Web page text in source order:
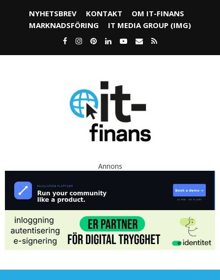
NYHETSBREV KONTAKT
OM IT-FINANS
MARKNADSFÖRING
IT MEDIA GROUP (IMG)
Annons